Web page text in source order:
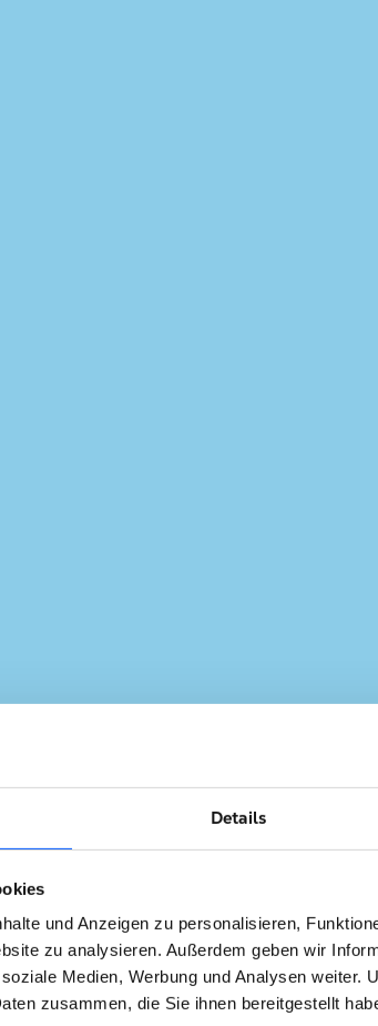
Details
und Anzeigen zu personalisieren,
zu analysieren. Außerdem geben wir
Medien, Werbung und Analysen weiter.
zusammen, die Sie ihnen bereitgestellt